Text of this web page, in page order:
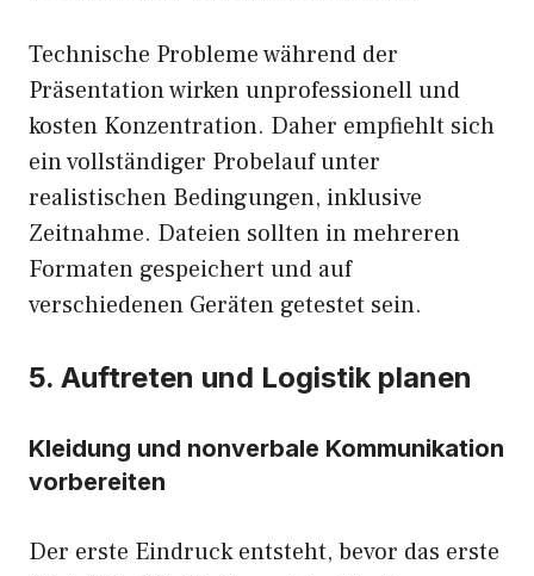
Technische Probleme während der
Präsentation wirken unprofessionell und
kosten Konzentration. Daher empfiehlt sich
ein vollständiger Probelauf unter
realistischen Bedingungen, inklusive
Zeitnahme. Dateien sollten in mehreren
Formaten gespeichert und auf
verschiedenen Geräten getestet sein.
5. Auftreten und Logistik planen
Kleidung und nonverbale Kommunikation
vorbereiten
Der erste Eindruck entsteht, bevor das erste